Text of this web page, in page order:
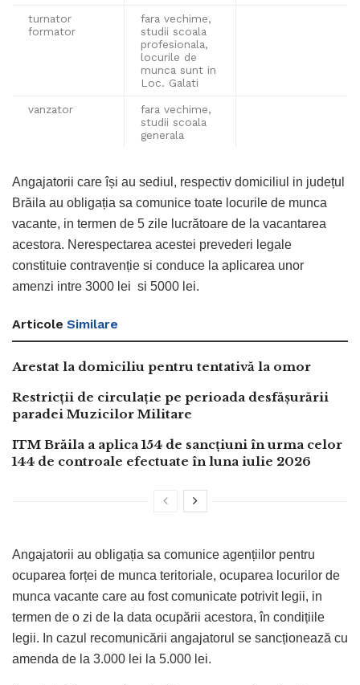
turnator
formator
fara vechime,
studii scoala
profesionala,
locurile de
munca sunt in
Loc. Galati
vanzator
fara vechime,
studii scoala
generala
Angajatorii care își au sediul, respectiv domiciliul in județul
Brăila au obligația sa comunice toate locurile de munca
vacante, in termen de 5 zile lucrătoare de la vacantarea
acestora. Nerespectarea acestei prevederi legale
constituie contravenție si conduce la aplicarea unor
amenzi intre 3000 lei si 5000 lei.
Articole Similare
Arestat la domiciliu pentru tentativă la omor
Restricții de circulație pe perioada desfășurării
paradei Muzicilor Militare
ITM Brăila a aplica 154 de sancțiuni în urma celor
144 de controale efectuate în luna iulie 2026
Angajatorii au obligația sa comunice agențiilor pentru
ocuparea forței de munca teritoriale, ocuparea locurilor de
munca vacante care au fost comunicate potrivit legii, in
termen de o zi de la data ocupării acestora, în condițiile
legii. In cazul recomunicării angajatorul se sancționează cu
amenda de la 3.000 lei la 5.000 lei.